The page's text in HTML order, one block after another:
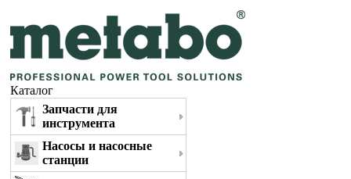
Каталог
Запчасти для
инструмента
Насосы и насосные
станции